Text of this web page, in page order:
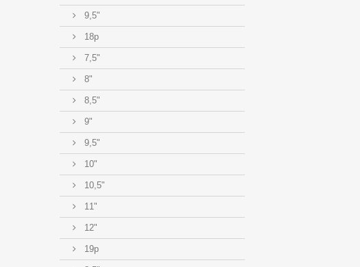
9,5"
18p
7,5"
8"
8,5"
9"
9,5"
10"
10,5"
11"
12"
19p